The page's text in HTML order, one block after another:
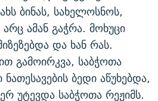
ბინას, სახელოსნოს,
ამან გაჭრა. მოხუცი
და ხან რას.
გამოირკვა, საბჭოთა
ბედი აწუხებდა,
უტევდა საბჭოთა რეჟიმს.